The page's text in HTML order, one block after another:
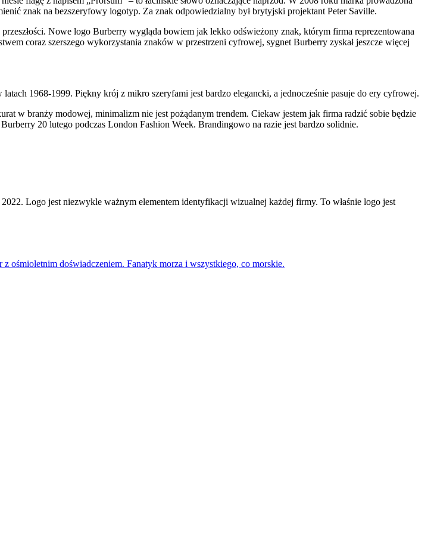
znak na bezszeryfowy logotyp. Za znak odpowiedzialny był brytyjski projektant Peter Saville.
Nowe logo Burberry wygląda bowiem jak lekko odświeżony znak, którym firma reprezentowana
coraz szerszego wykorzystania znaków w przestrzeni cyfrowej, sygnet Burberry zyskał jeszcze więcej
1968-1999. Piękny krój z mikro szeryfami jest bardzo elegancki, a jednocześnie pasuje do ery cyfrowej.
w branży modowej, minimalizm nie jest pożądanym trendem. Ciekaw jestem jak firma radzić sobie będzie
20 lutego podczas London Fashion Week. Brandingowo na razie jest bardzo solidnie.
Logo jest niezwykle ważnym elementem identyfikacji wizualnej każdej firmy. To właśnie logo jest
ośmioletnim doświadczeniem. Fanatyk morza i wszystkiego, co morskie.